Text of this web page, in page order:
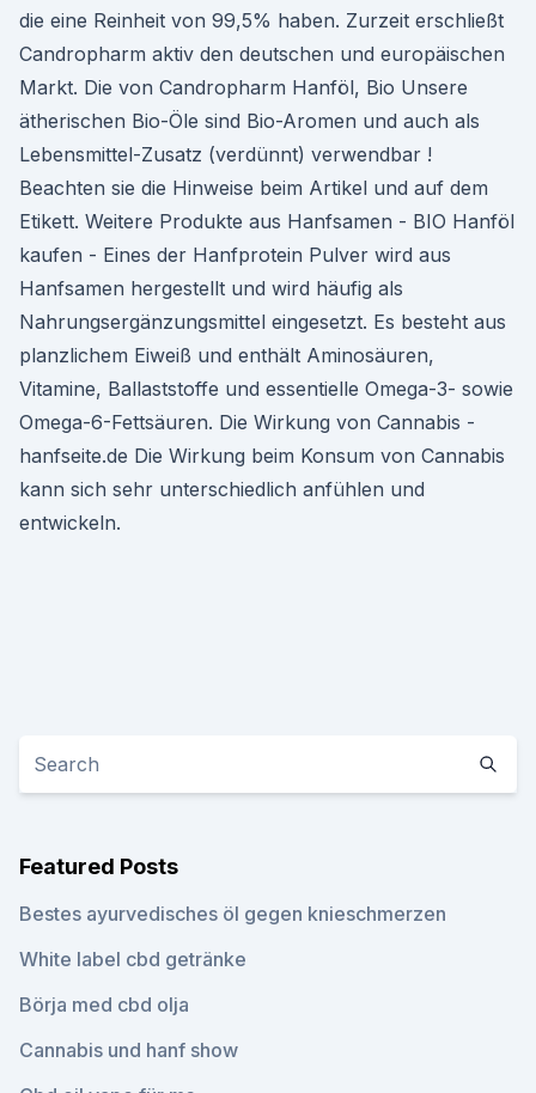
die eine Reinheit von 99,5% haben. Zurzeit erschließt
Candropharm aktiv den deutschen und europäischen
Markt. Die von Candropharm Hanföl, Bio Unsere
ätherischen Bio-Öle sind Bio-Aromen und auch als
Lebensmittel-Zusatz (verdünnt) verwendbar !
Beachten sie die Hinweise beim Artikel und auf dem
Etikett. Weitere Produkte aus Hanfsamen - BIO Hanföl
kaufen - Eines der Hanfprotein Pulver wird aus
Hanfsamen hergestellt und wird häufig als
Nahrungsergänzungsmittel eingesetzt. Es besteht aus
planzlichem Eiweiß und enthält Aminosäuren,
Vitamine, Ballaststoffe und essentielle Omega-3- sowie
Omega-6-Fettsäuren. Die Wirkung von Cannabis -
hanfseite.de Die Wirkung beim Konsum von Cannabis
kann sich sehr unterschiedlich anfühlen und
entwickeln.
Featured Posts
Bestes ayurvedisches öl gegen knieschmerzen
White label cbd getränke
Börja med cbd olja
Cannabis und hanf show